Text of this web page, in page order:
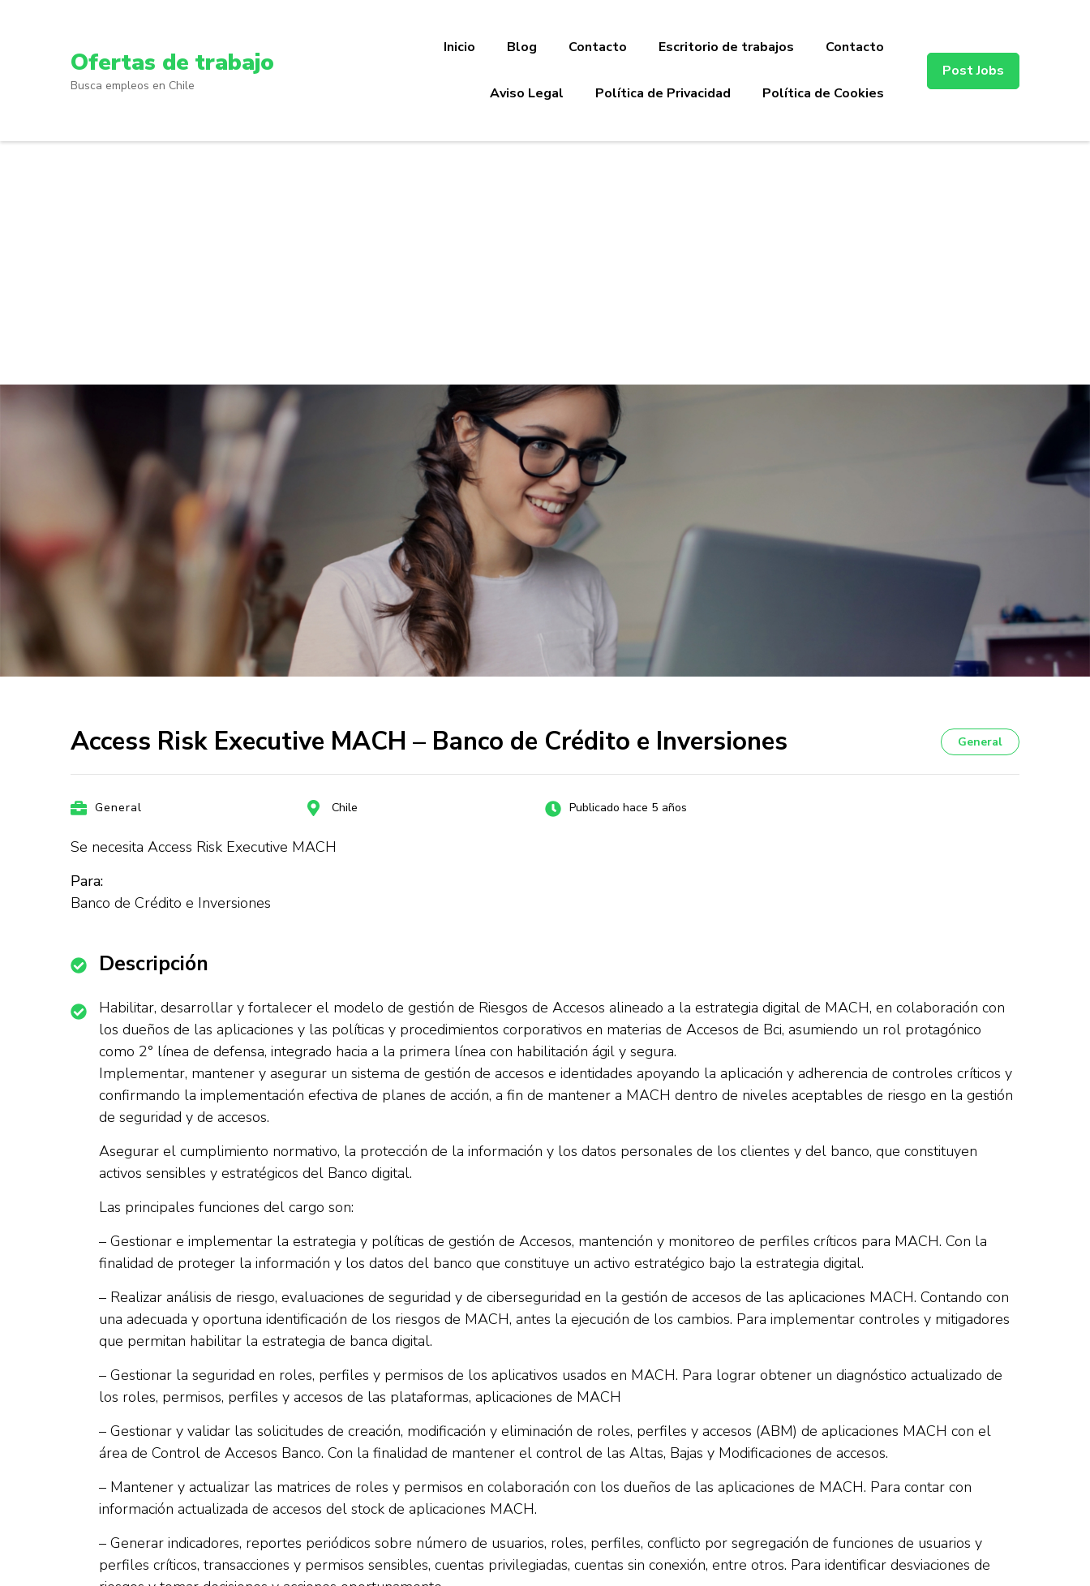
Ofertas de trabajo
Busca empleos en Chile
Inicio Blog Contacto Escritorio de trabajos Contacto
Aviso Legal Política de Privacidad Política de Cookies
Post Jobs
Access Risk Executive MACH – Banco de Crédito e Inversiones General
General Chile Publicado hace 5 años
Se necesita Access Risk Executive MACH
Para:
Banco de Crédito e Inversiones
Descripción
Habilitar, desarrollar y fortalecer el modelo de gestión de Riesgos de Accesos alineado a la estrategia digital de MACH, en colaboración con
los dueños de las aplicaciones y las políticas y procedimientos corporativos en materias de Accesos de Bci, asumiendo un rol protagónico
como 2° línea de defensa, integrado hacia a la primera línea con habilitación ágil y segura.
Implementar, mantener y asegurar un sistema de gestión de accesos e identidades apoyando la aplicación y adherencia de controles críticos y
confirmando la implementación efectiva de planes de acción, a fin de mantener a MACH dentro de niveles aceptables de riesgo en la gestión
de seguridad y de accesos.
Asegurar el cumplimiento normativo, la protección de la información y los datos personales de los clientes y del banco, que constituyen
activos sensibles y estratégicos del Banco digital.
Las principales funciones del cargo son:
– Gestionar e implementar la estrategia y políticas de gestión de Accesos, mantención y monitoreo de perfiles críticos para MACH. Con la
finalidad de proteger la información y los datos del banco que constituye un activo estratégico bajo la estrategia digital.
– Realizar análisis de riesgo, evaluaciones de seguridad y de ciberseguridad en la gestión de accesos de las aplicaciones MACH. Contando con
una adecuada y oportuna identificación de los riesgos de MACH, antes la ejecución de los cambios. Para implementar controles y mitigadores
que permitan habilitar la estrategia de banca digital.
– Gestionar la seguridad en roles, perfiles y permisos de los aplicativos usados en MACH. Para lograr obtener un diagnóstico actualizado de
los roles, permisos, perfiles y accesos de las plataformas, aplicaciones de MACH
– Gestionar y validar las solicitudes de creación, modificación y eliminación de roles, perfiles y accesos (ABM) de aplicaciones MACH con el
área de Control de Accesos Banco. Con la finalidad de mantener el control de las Altas, Bajas y Modificaciones de accesos.
– Mantener y actualizar las matrices de roles y permisos en colaboración con los dueños de las aplicaciones de MACH. Para contar con
información actualizada de accesos del stock de aplicaciones MACH.
– Generar indicadores, reportes periódicos sobre número de usuarios, roles, perfiles, conflicto por segregación de funciones de usuarios y
perfiles críticos, transacciones y permisos sensibles, cuentas privilegiadas, cuentas sin conexión, entre otros. Para identificar desviaciones de